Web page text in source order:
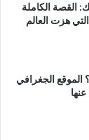
القصة الكاملة
هزت العالم
الموقع الجغرافي